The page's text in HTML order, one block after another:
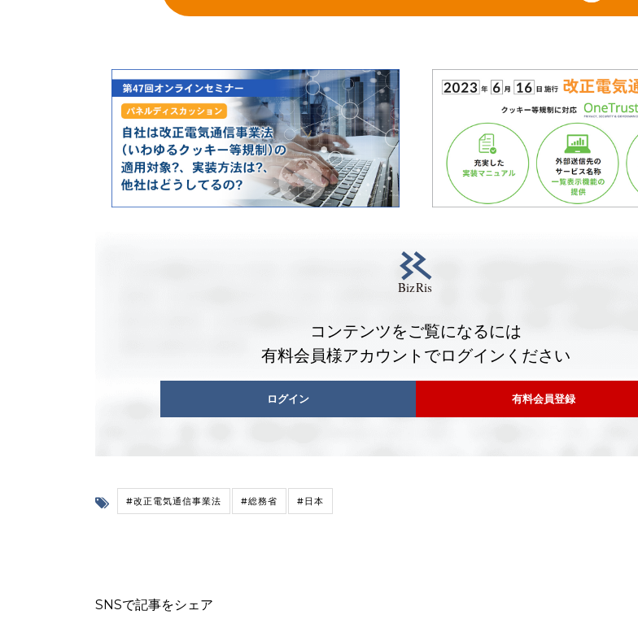
コンテンツをご覧になるには
有料会員様アカウントでログインください
ログイン 有料会員登録
#改正電気通信事業法 #総務省 #日本
SNSで記事をシェア